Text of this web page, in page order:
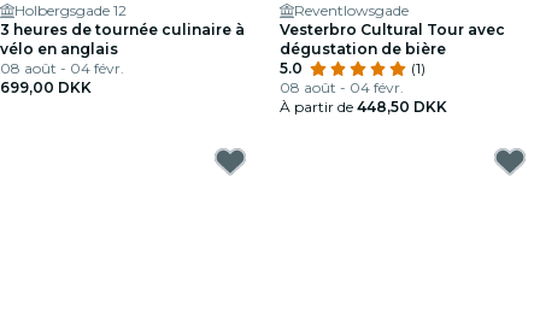
Holbergsgade 12
3 heures de tournée culinaire à
vélo en anglais
08 août - 04 févr.
699,00 DKK
Reventlowsgade
Vesterbro Cultural Tour avec
dégustation de bière
5.0
(1)
08 août - 04 févr.
À partir de 448,50 DKK